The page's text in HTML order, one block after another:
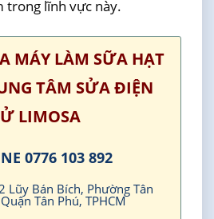
trong lĩnh vực này.
MÁY LÀM SỮA HẠT
TÂM SỬA ĐIỆN
LIMOSA
0776 103 892
Lũy Bán Bích, Phường Tân
Tân Phú, TPHCM